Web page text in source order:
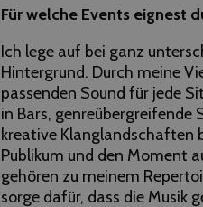
Für welche Events eignest
Ich lege auf bei ganz
Hintergrund. Durch meine
passenden Sound für jede
in Bars, genreübergreifende
kreative Klanglandschaften
Publikum und den Moment
gehören zu meinem
sorge dafür, dass die Musik